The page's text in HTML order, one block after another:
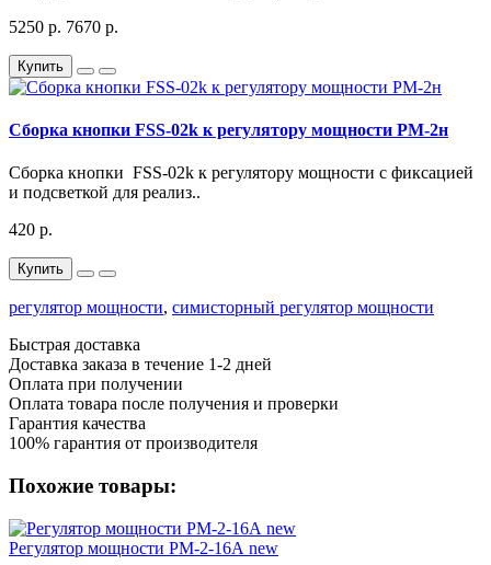
5250 р. 7670 р.
Купить
Сборка кнопки FSS-02k к регулятору мощности РМ-2н
Сборка кнопки FSS-02k к регулятору мощности с фиксацией
и подсветкой для реализ..
420 р.
Купить
регулятор мощности, симисторный регулятор мощности
Быстрая доставка
Доставка заказа в течение 1-2 дней
Оплата при получении
Оплата товара после получения и проверки
Гарантия качества
100% гарантия от производителя
Похожие товары:
Регулятор мощности РМ-2-16А new